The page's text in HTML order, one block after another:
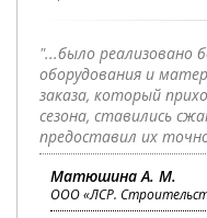
"...было реализовано
оборудования и
заказа, который
сезона, ставились
предоставил их
Матюшина А. М.
ООО «ЛСР.